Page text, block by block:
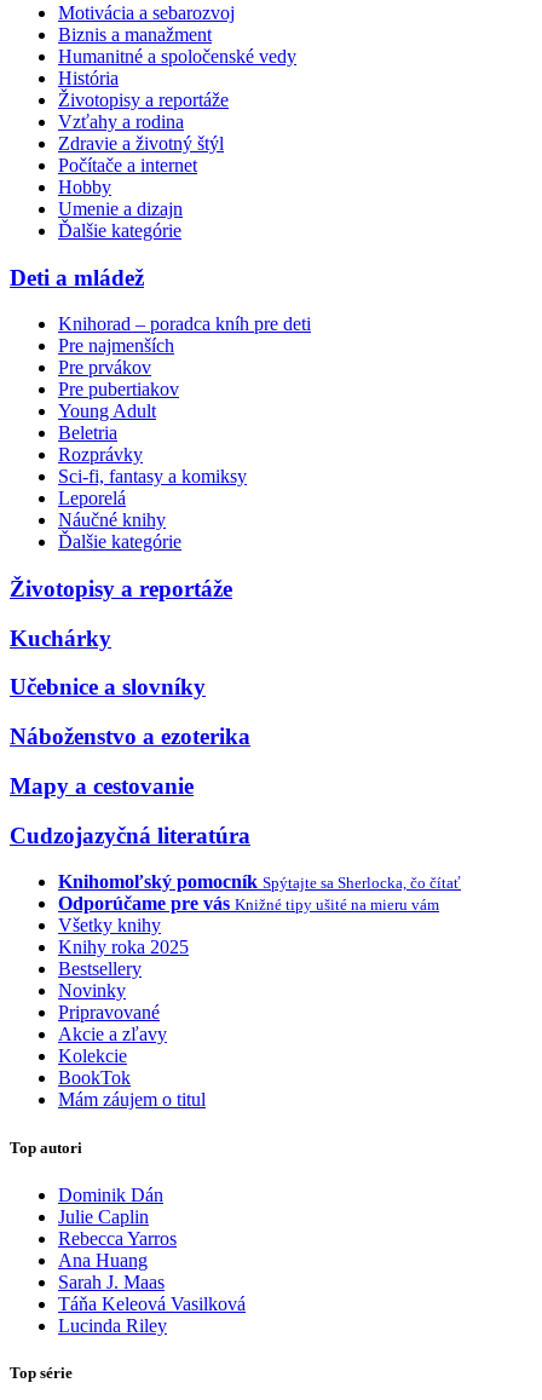
Motivácia a sebarozvoj
Biznis a manažment
Humanitné a spoločenské vedy
História
Životopisy a reportáže
Vzťahy a rodina
Zdravie a životný štýl
Počítače a internet
Hobby
Umenie a dizajn
Ďalšie kategórie
Deti a mládež
Knihorad – poradca kníh pre deti
Pre najmenších
Pre prvákov
Pre pubertiakov
Young Adult
Beletria
Rozprávky
Sci-fi, fantasy a komiksy
Leporelá
Náučné knihy
Ďalšie kategórie
Životopisy a reportáže
Kuchárky
Učebnice a slovníky
Náboženstvo a ezoterika
Mapy a cestovanie
Cudzojazyčná literatúra
Knihomoľský pomocník Spýtajte sa Sherlocka, čo čítať
Odporúčame pre vás Knižné tipy ušité na mieru vám
Všetky knihy
Knihy roka 2025
Bestsellery
Novinky
Pripravované
Akcie a zľavy
Kolekcie
BookTok
Mám záujem o titul
Top autori
Dominik Dán
Julie Caplin
Rebecca Yarros
Ana Huang
Sarah J. Maas
Táňa Keleová Vasilková
Lucinda Riley
Top série